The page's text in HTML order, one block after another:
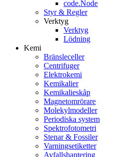
code.Node
Styr & Regler
Verktyg
Verktyg
Lödning
Kemi
Bränsleceller
Centrifuger
Elektrokemi
Kemikalier
Kemikalieskåp
Magnetomrörare
Molekylmodeller
Periodiska system
Spektrofotometri
Stenar & Fossiler
Varningsetiketter
Avfallshantering